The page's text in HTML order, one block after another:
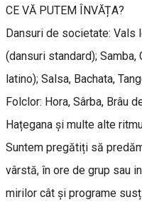
CE VĂ PUTEM ÎNVĂȚA?
Dansuri de societate: Vals
(dansuri standard); Samba,
latino); Salsa, Bachata,
Folclor: Hora, Sârba, Brâu
Hațegana și multe alte
Suntem pregătiți să
vârstă, în ore de grup sau
mirilor cât și programe